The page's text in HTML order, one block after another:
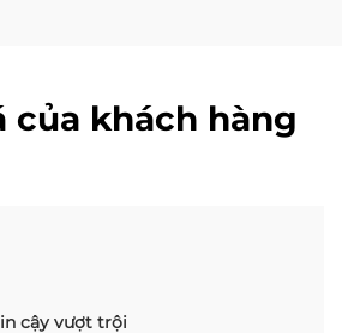
của khách hàng
cậy vượt trội